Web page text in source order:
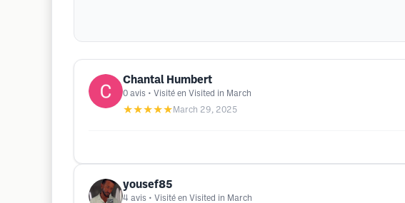
Chantal Humbert
0 avis • Visité en Visited in March
★★★★★ March 29, 2025
yousef85
4 avis • Visité en Visited in March